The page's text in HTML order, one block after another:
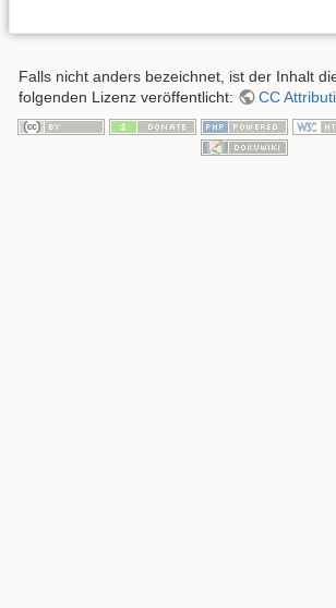
Falls nicht anders bezeichnet, ist der Inhalt
folgenden Lizenz veröffentlicht:
CC